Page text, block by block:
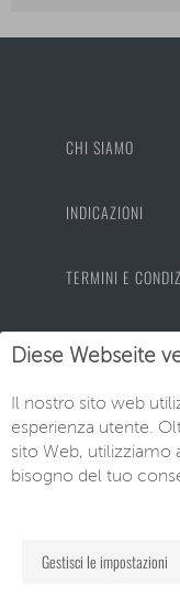
CHI SIAMO
INDICAZIONI
TERMINI E
PROTEZIONE DEI
IMPRONTA
Diese Webseite
Il nostro sito web
esperienza utente.
sito Web, utilizziamo
bisogno del tuo
Gestisci le impostazioni